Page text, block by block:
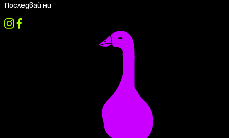
Последвай ни